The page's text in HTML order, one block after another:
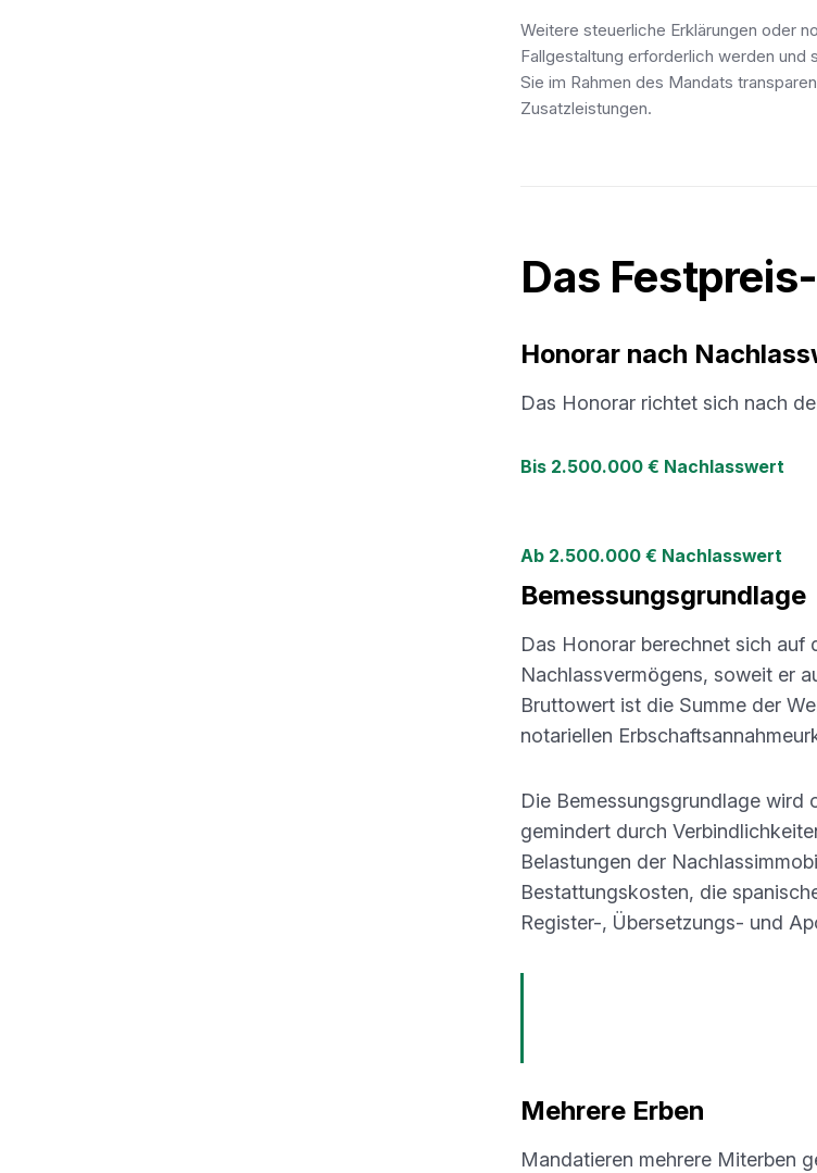
Weitere steuerliche Erklärungen oder
Fallgestaltung erforderlich werden
Sie im Rahmen des Mandats
Zusatzleistungen.
Das
Honorar nach
Das Honorar richtet sich nach
Bis 2.500.000 € Nachlasswert
Ab 2.500.000 € Nachlasswert
Bemessungsgrundlage
Das Honorar berechnet sich auf
Nachlassvermögens, soweit er
Bruttowert ist die Summe der
notariellen
Die Bemessungsgrundlage wird
gemindert durch
Belastungen der
Bestattungskosten, die
Register-, Übersetzungs- und
Mehrere Erben
Mandatieren mehrere Miterben